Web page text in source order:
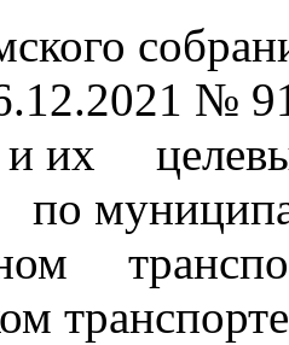
№
и их
по